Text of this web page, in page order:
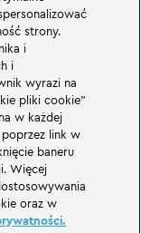
rozrywki LEGOLAND w
ekscytujące atrakcje i
to park rozrywki dla
znajduje się w
to jeden z
znanych i
zapewni
68 atrakcji. W
również wioska
mogą zatrzymać się
w zamkach
Entertainments Group.
the Minifigure,
strony.
i
i
wyrazi na
pliki cookie”
w każdej
link w
baneru
Więcej
oraz w